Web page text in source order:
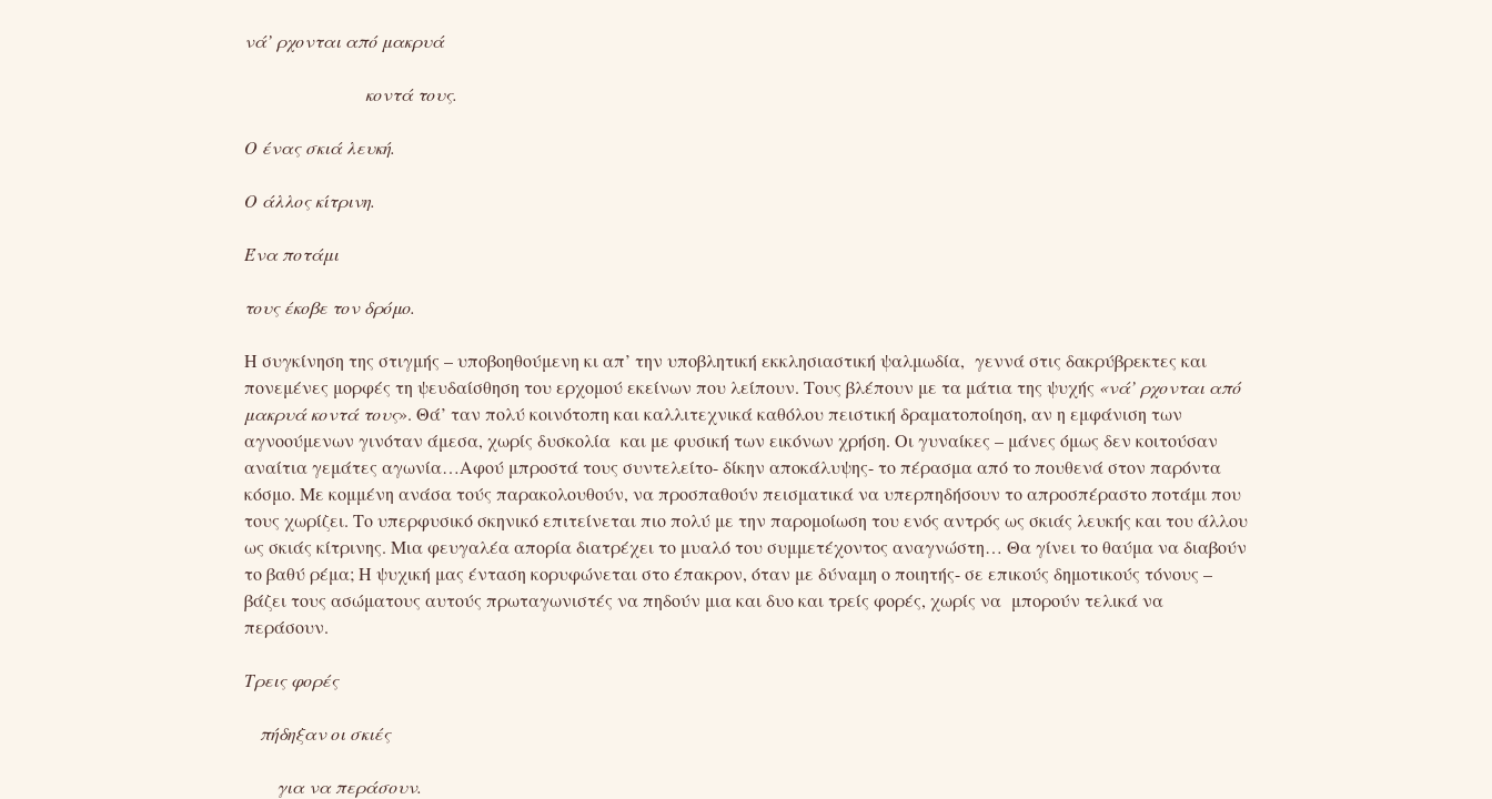
νά’ ρχονται από μακρυά
κοντά τους.
Ο ένας σκιά λευκή.
Ο άλλος κίτρινη.
Ένα ποτάμι
τους έκοβε τον δρόμο.
Η συγκίνηση της στιγμής – υποβοηθούμενη κι απ’ την υποβλητική εκκλησιαστική ψαλμωδία, γεννά στις δακρύβρεκτες και
πονεμένες μορφές τη ψευδαίσθηση του ερχομού εκείνων που λείπουν. Τους βλέπουν με τα μάτια της ψυχής «νά’ ρχονται από
μακρυά κοντά τους». Θά’ ταν πολύ κοινότοπη και καλλιτεχνικά καθόλου πειστική δραματοποίηση, αν η εμφάνιση των
αγνοούμενων γινόταν άμεσα, χωρίς δυσκολία και με φυσική των εικόνων χρήση. Οι γυναίκες – μάνες όμως δεν κοιτούσαν
αναίτια γεμάτες αγωνία…Αφού μπροστά τους συντελείτο- δίκην αποκάλυψης- το πέρασμα από το πουθενά στον παρόντα
κόσμο. Με κομμένη ανάσα τούς παρακολουθούν, να προσπαθούν πεισματικά να υπερπηδήσουν το απροσπέραστο ποτάμι που
τους χωρίζει. Το υπερφυσικό σκηνικό επιτείνεται πιο πολύ με την παρομοίωση του ενός αντρός ως σκιάς λευκής και του άλλου
ως σκιάς κίτρινης. Μια φευγαλέα απορία διατρέχει το μυαλό του συμμετέχοντος αναγνώστη… Θα γίνει το θαύμα να διαβούν
το βαθύ ρέμα; Η ψυχική μας ένταση κορυφώνεται στο έπακρον, όταν με δύναμη ο ποιητής- σε επικούς δημοτικούς τόνους –
βάζει τους ασώματους αυτούς πρωταγωνιστές να πηδούν μια και δυο και τρείς φορές, χωρίς να μπορούν τελικά να
περάσουν.
Τρεις φορές
πήδηξαν οι σκιές
για να περάσουν.